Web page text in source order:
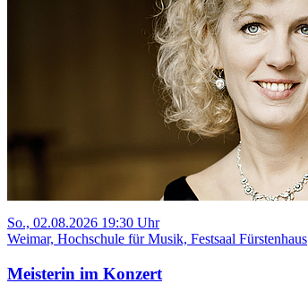
So., 02.08.2026 19:30 Uhr
Weimar, Hochschule für Musik, Festsaal Fürstenhaus
Meisterin im Konzert